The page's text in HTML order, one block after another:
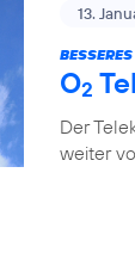
13.
O2
Der
weiter